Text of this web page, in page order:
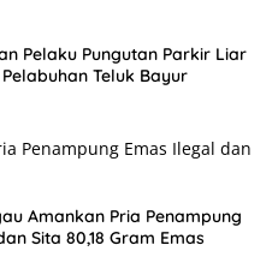
Pelaku Pungutan Parkir Liar
Teluk Bayur
Amankan Pria Penampung
Sita 80,18 Gram Emas